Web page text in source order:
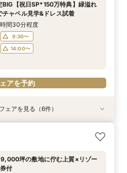
9:30〜
14:00〜
アを予約
10:00〜
14:00〜
アを予約
10:00〜
14:00〜
アを予約
14:00〜
アを予約
9:30〜
15:00〜
アを予約
9:30〜
14:00〜
アを予約
BIG【祝日SP*150万特典】緑溢れ
チャペル見学&ドレス試着
間30分程度
9:30〜
14:00〜
アを予約
BIG【大阪で人気*2会場同時見学
万試食×130万特典
【ドレスにこだわり花嫁◎】最新ド
全館見学相談会
【家族で挙式＆会食】当館で一番お
ン紹介フェア
10:00〜
【挙式も披露宴もペットOK】大切
ペット婚相談会
14:00〜
【初めての見学も安心】全館見学＆
選和牛試食
【短時間でもOK】ふたりの不安を
新事例×見積相談
14:00〜
ェアを見る（6件）
9,000坪の敷地に佇む上質×リゾー
付